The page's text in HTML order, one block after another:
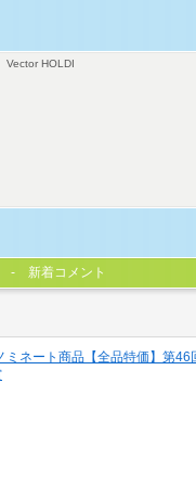
Vector HOLDI
新着コメント